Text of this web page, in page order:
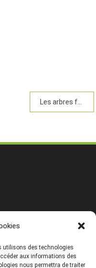
utilisons des technologies
aux informations des
nous permettra de traiter
Les arbres fruitiers